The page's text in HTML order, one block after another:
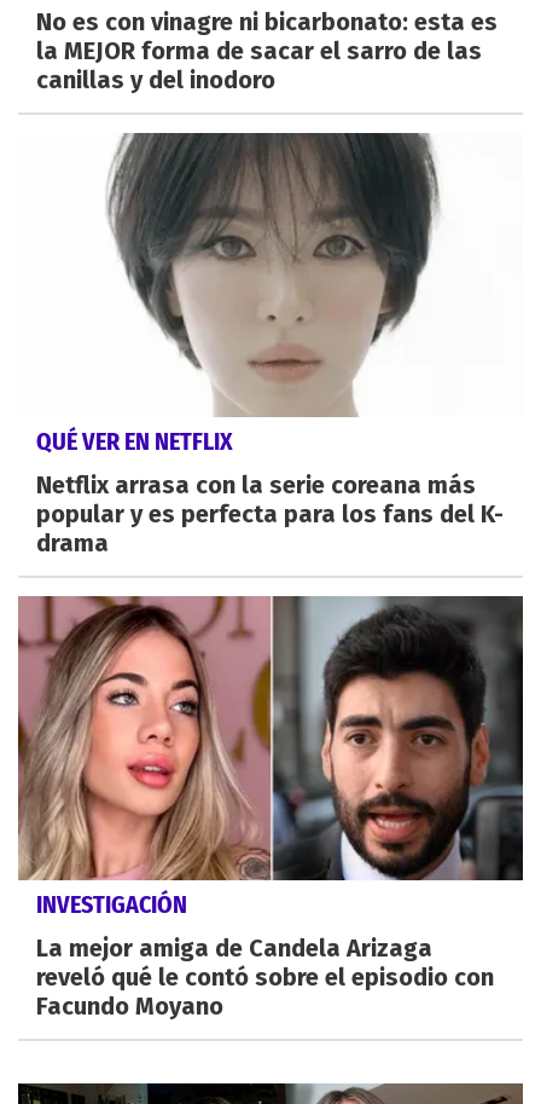
No es con vinagre ni bicarbonato: esta es
la MEJOR forma de sacar el sarro de las
canillas y del inodoro
QUÉ VER EN NETFLIX
Netflix arrasa con la serie coreana más
popular y es perfecta para los fans del K-
drama
INVESTIGACIÓN
La mejor amiga de Candela Arizaga
reveló qué le contó sobre el episodio con
Facundo Moyano